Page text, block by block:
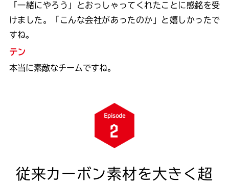
「一緒にやろう」とおっしゃってくれたことに感銘を受
けました。「こんな会社があったのか」と嬉しかったで
すね。
テン
本当に素敵なチームですね。
従来カーボン素材を大きく超